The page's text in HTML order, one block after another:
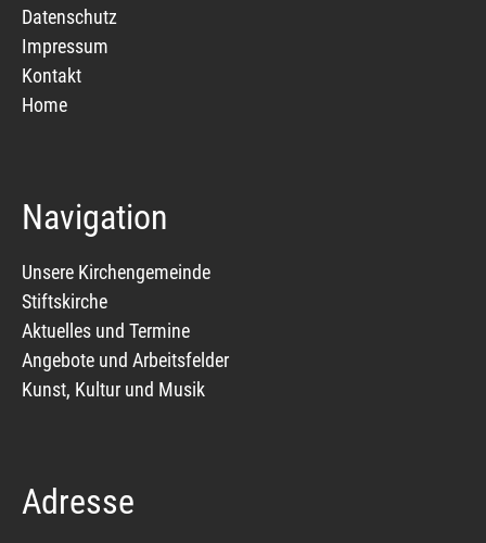
Datenschutz
Impressum
Kontakt
Home
Navigation
Unsere Kirchengemeinde
Stiftskirche
Aktuelles und Termine
Angebote und Arbeitsfelder
Kunst, Kultur und Musik
Adresse